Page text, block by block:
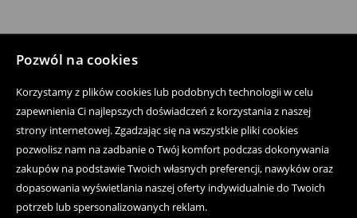
Pozwól na cookies
Korzystamy z plików cookies lub podobnych technologii w celu
zapewnienia Ci najlepszych doświadczeń z korzystania z naszej
strony internetowej. Zgadzając się na wszystkie pliki cookies
pozwolisz nam na zadbanie o Twój komfort podczas dokonywania
zakupów na podstawie Twoich własnych preferencji, nawyków oraz
dopasowania wyświetlania naszej oferty indywidualnie do Twoich
potrzeb lub spersonalizowanych reklam.